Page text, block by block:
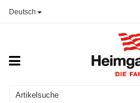
Deutsch